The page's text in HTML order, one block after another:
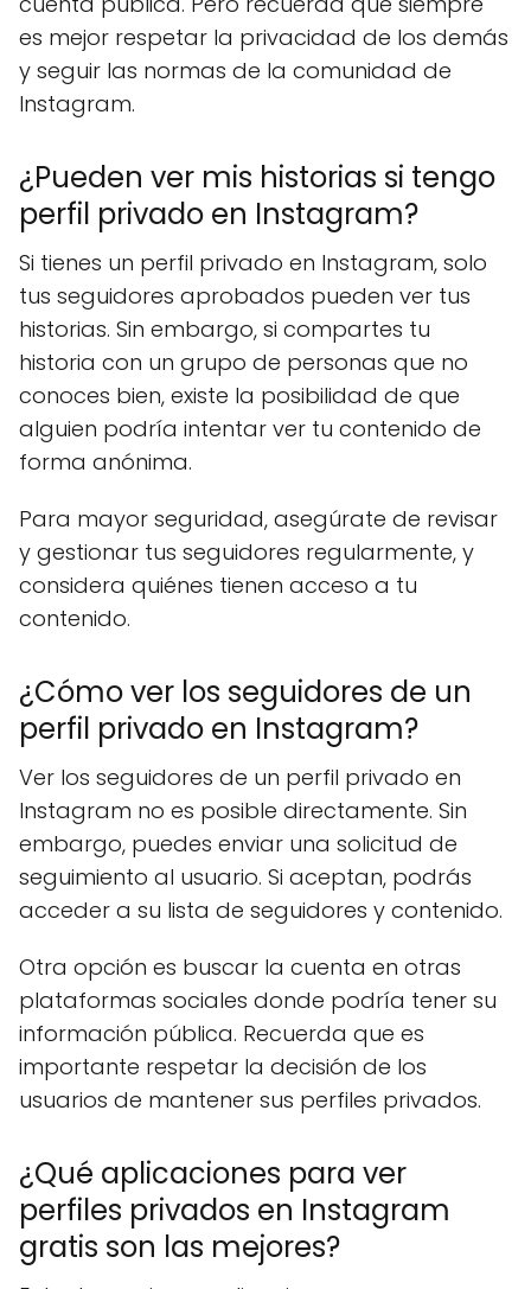
es mejor respetar la privacidad de los demás
y seguir las normas de la comunidad de
Instagram.
¿Pueden ver mis historias si tengo
perfil privado en Instagram?
Si tienes un perfil privado en Instagram, solo
tus seguidores aprobados pueden ver tus
historias. Sin embargo, si compartes tu
historia con un grupo de personas que no
conoces bien, existe la posibilidad de que
alguien podría intentar ver tu contenido de
forma anónima.
Para mayor seguridad, asegúrate de revisar
y gestionar tus seguidores regularmente, y
considera quiénes tienen acceso a tu
contenido.
¿Cómo ver los seguidores de un
perfil privado en Instagram?
Ver los seguidores de un perfil privado en
Instagram no es posible directamente. Sin
embargo, puedes enviar una solicitud de
seguimiento al usuario. Si aceptan, podrás
acceder a su lista de seguidores y contenido.
Otra opción es buscar la cuenta en otras
plataformas sociales donde podría tener su
información pública. Recuerda que es
importante respetar la decisión de los
usuarios de mantener sus perfiles privados.
¿Qué aplicaciones para ver
perfiles privados en Instagram
gratis son las mejores?